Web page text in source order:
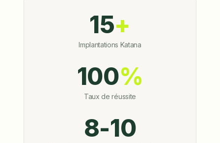
15+
Implantations Katana
100%
Taux de réussite
8-10